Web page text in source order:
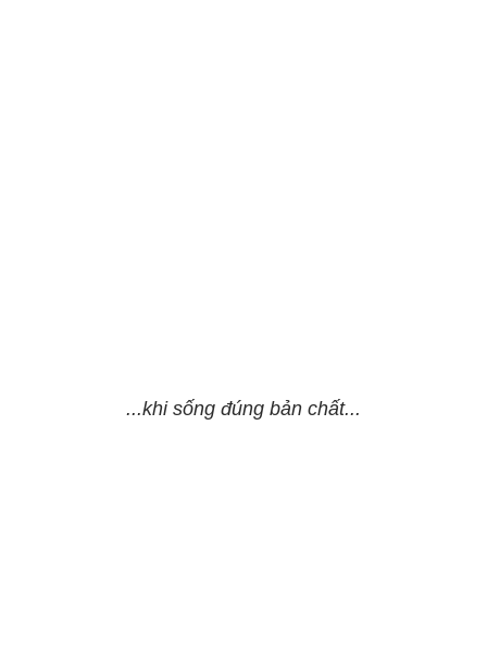
...khi sống đúng bản chất...